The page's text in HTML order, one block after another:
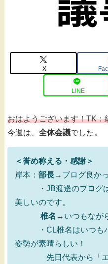
X
LINE
おはようございます！TK：
今週は、 全体会議でした。
＜誉め称える・感謝＞
岸本： 部長→ブログ良かっ
・JB渡邊のブログは
美しいのです。
椎名 →いつもなが
・CL椎名はいつもハ
姿勢が素晴らしい！
先日代表から「エー